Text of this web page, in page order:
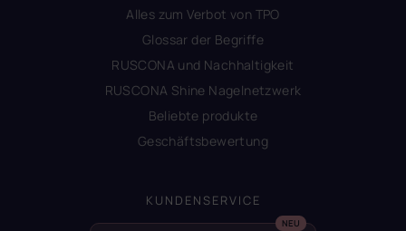
Alles zum Verbot von TPO
Glossar der Begriffe
RUSCONA und Nachhaltigkeit
RUSCONA Shine Nagelnetzwerk
Beliebte produkte
Geschäftsbewertung
KUNDENSERVICE